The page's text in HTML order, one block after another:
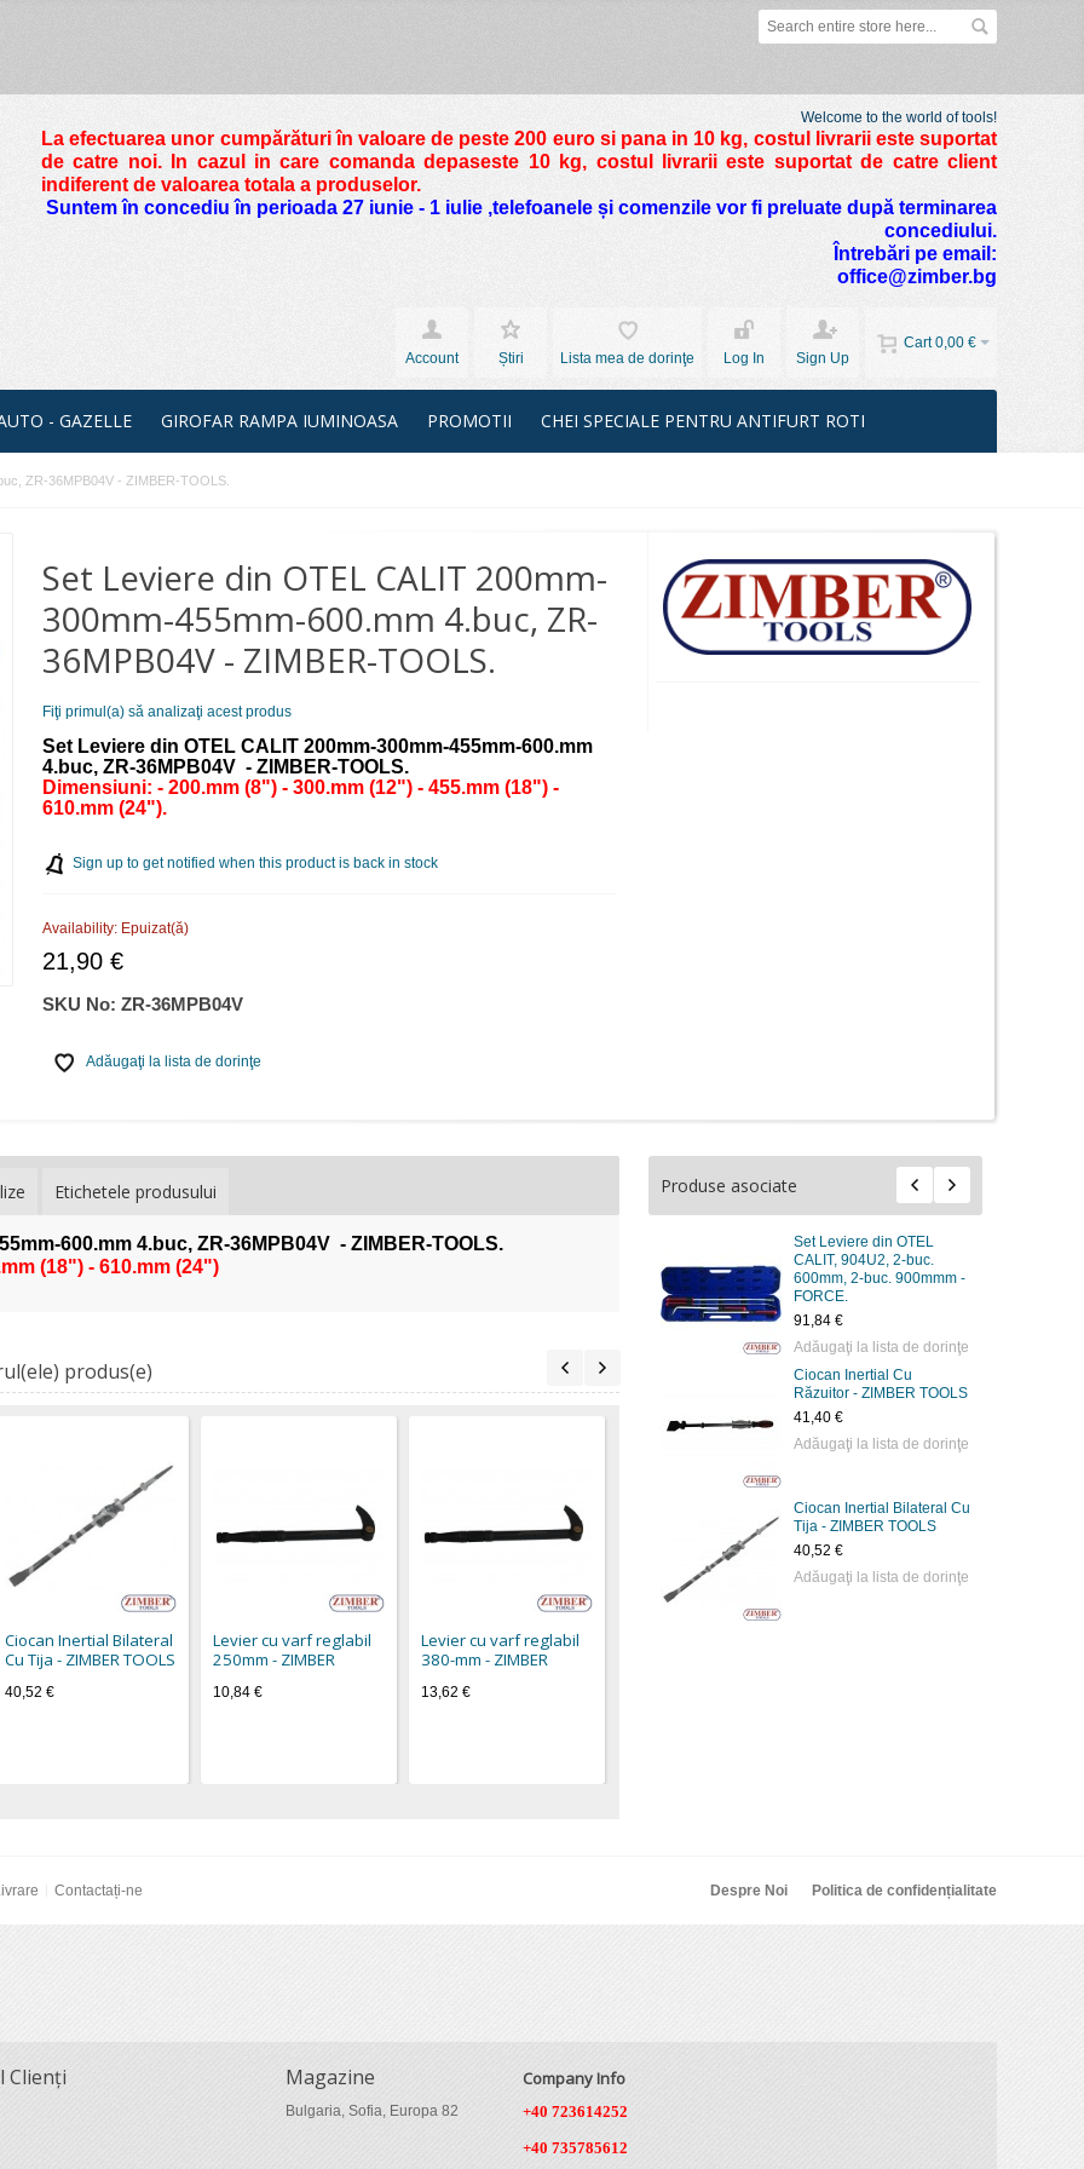
Welcome to the world of tools!
La efectuarea unor cumpărături în valoare de peste 200 euro si pana in 10 kg, costul livrarii este suportat
de catre noi. In cazul in care comanda depaseste 10 kg, costul livrarii este suportat de catre client
indiferent de valoarea totala a produselor.
Suntem în concediu în perioada 27 iunie - 1 iulie ,telefoanele și comenzile vor fi preluate după terminarea
concediului.
Întrebări pe email:
office@zimber.bg
Cart 0,00 €
Account
Știri Lista mea de dorinţe Log In Sign Up
- GAZELLE GIROFAR RAMPA IUMINOASA PROMOTII CHEI SPECIALE PENTRU ANTIFURT ROTI
ZR-36MPB04V - ZIMBER-TOOLS.
Set Leviere din OTEL CALIT 200mm-
300mm-455mm-600.mm 4.buc, ZR-
36MPB04V - ZIMBER-TOOLS.
Fiţi primul(a) să analizaţi acest produs
Set Leviere din OTEL CALIT 200mm-300mm-455mm-600.mm
4.buc, ZR-36MPB04V - ZIMBER-TOOLS.
Dimensiuni: - 200.mm (8") - 300.mm (12") - 455.mm (18") -
610.mm (24").
Sign up to get notified when this product is back in stock
Availability: Epuizat(ă)
21,90 €
SKU No:ZR-36MPB04V
Adăugaţi la lista de dorinţe
Etichetele produsului
600.mm 4.buc, ZR-36MPB04V - ZIMBER-TOOLS.
(18") - 610.mm (24")
Produse asociate
Set Leviere din OTEL
CALIT, 904U2, 2-buc.
600mm, 2-buc. 900mmm -
FORCE.
91,84 €
Adăugaţi la lista de dorinţe
Ciocan Inertial Cu
Răzuitor - ZIMBER TOOLS
41,40 €
Adăugaţi la lista de dorinţe
Ciocan Inertial Bilateral Cu
Tija - ZIMBER TOOLS
40,52 €
Adăugaţi la lista de dorinţe
produs(e)
Ciocan Inertial Bilateral
Cu Tija - ZIMBER TOOLS
40,52 €
Levier cu varf reglabil
250mm - ZIMBER
10,84 €
Levier cu varf reglabil
380-mm - ZIMBER
13,62 €
Levier cu varf reglabil
300mm - ZL-7123-300 -
ZIMBER-PROFESSIONAL
Ciocan Inertial Cu
Răzuitor - ZR-
36SHS75V - ZIMBER
Contactați-ne Despre Noi Politica de confidențialitate
Clienți Magazine
Bulgaria, Sofia, Europa 82
Company Info
+40 723614252
+40 735785612